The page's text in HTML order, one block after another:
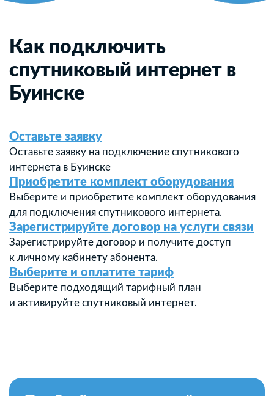
Как подключить
спутниковый интернет в
Буинске
Оставьте заявку
Оставьте заявку на подключение спутникового
интернета в Буинске
Приобретите комплект оборудования
Выберите и приобретите комплект оборудования
для подключения спутникового интернета.
Зарегистрируйте договор на услуги связи
Зарегистрируйте договор и получите доступ
к личному кабинету абонента.
Выберите и оплатите тариф
Выберите подходящий тарифный план
и активируйте спутниковый интернет.